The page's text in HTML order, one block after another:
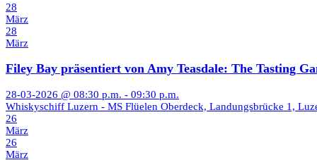
28
März
28
März
Filey Bay präsentiert von Amy Teasdale: The Tasting
28-03-2026 @ 08:30 p.m. - 09:30 p.m.
Whiskyschiff Luzern - MS Flüelen Oberdeck, Landungsbrücke 1,
26
März
26
März